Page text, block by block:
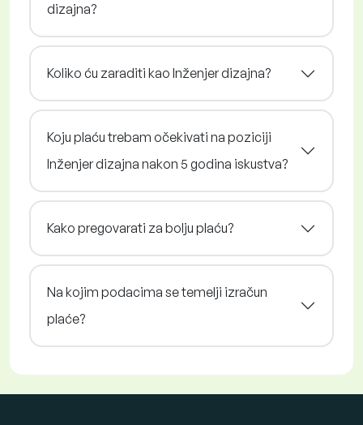
dizajna?
Koliko ću zaraditi kao Inženjer dizajna?
Koju plaću trebam očekivati na poziciji
Inženjer dizajna nakon 5 godina iskustva?
Kako pregovarati za bolju plaću?
Na kojim podacima se temelji izračun
plaće?